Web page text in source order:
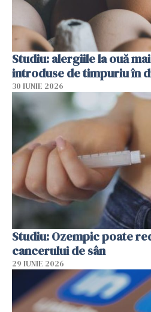
Studiu: alergiile la ouă
introduse de timpuriu în
30 IUNIE 2026
Studiu: Ozempic poate
cancerului de sân
29 IUNIE 2026